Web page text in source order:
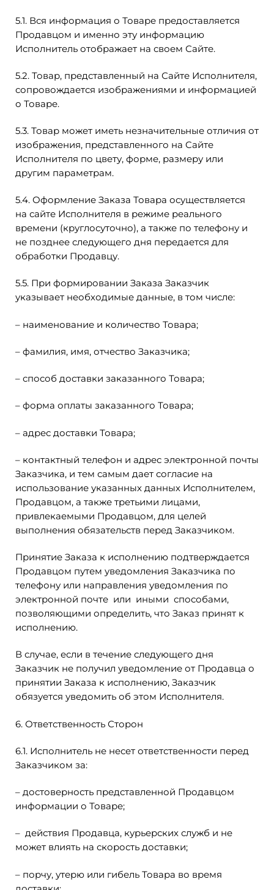
5.1. Вся информация о Товаре предоставляется
Продавцом и именно эту информацию
Исполнитель отображает на своем Сайте.
5.2. Товар, представленный на Сайте Исполнителя,
сопровождается изображениями и информацией
о Товаре.
5.3. Товар может иметь незначительные отличия от
изображения, представленного на Cайте
Исполнителя по цвету, форме, размеру или
другим параметрам.
5.4. Оформление Заказа Товара осуществляется
на сайте Исполнителя в режиме реального
времени (круглосуточно), а также по телефону и
не позднее следующего дня передается для
обработки Продавцу.
5.5. При формировании Заказа Заказчик
указывает необходимые данные, в том числе:
– наименование и количество Товара;
– фамилия, имя, отчество Заказчика;
– способ доставки заказанного Товара;
– форма оплаты заказанного Товара;
– адрес доставки Товара;
– контактный телефон и адрес электронной почты
Заказчика, и тем самым дает согласие на
использование указанных данных Исполнителем,
Продавцом, а также третьими лицами,
привлекаемыми Продавцом, для целей
выполнения обязательств перед Заказчиком.
Принятие Заказа к исполнению подтверждается
Продавцом путем уведомления Заказчика по
телефону или направления уведомления по
электронной почте или иными способами,
позволяющими определить, что Заказ принят к
исполнению.
В случае, если в течение следующего дня
Заказчик не получил уведомление от Продавца о
принятии Заказа к исполнению, Заказчик
обязуется уведомить об этом Исполнителя.
6. Ответственность Сторон
6.1. Исполнитель не несет ответственности перед
Заказчиком за:
– достоверность представленной Продавцом
информации о Товаре;
– действия Продавца, курьерских служб и не
может влиять на скорость доставки;
– порчу, утерю или гибель Товара во время